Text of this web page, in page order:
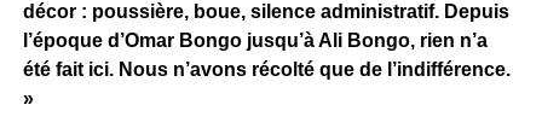
décor : poussière, boue, silence administratif. Depuis
l’époque d’Omar Bongo jusqu’à Ali Bongo, rien n’a
été fait ici. Nous n’avons récolté que de l’indifférence.
»